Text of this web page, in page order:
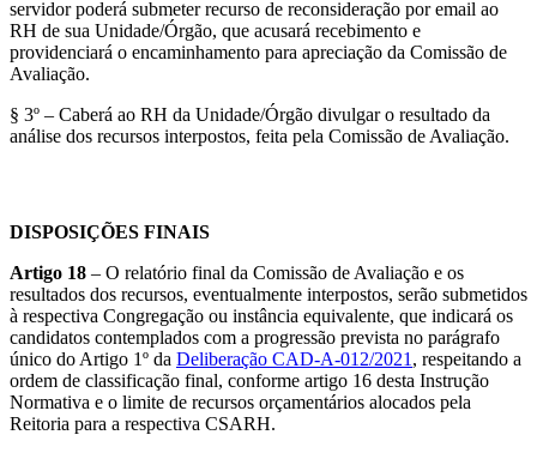
servidor poderá submeter recurso de reconsideração por email ao
RH de sua Unidade/Órgão, que acusará recebimento e
providenciará o encaminhamento para apreciação da Comissão de
Avaliação.
§ 3º – Caberá ao RH da Unidade/Órgão divulgar o resultado da
análise dos recursos interpostos, feita pela Comissão de Avaliação.
DISPOSIÇÕES FINAIS
Artigo 18 – O relatório final da Comissão de Avaliação e os
resultados dos recursos, eventualmente interpostos, serão submetidos
à respectiva Congregação ou instância equivalente, que indicará os
candidatos contemplados com a progressão prevista no parágrafo
único do Artigo 1º da Deliberação CAD-A-012/2021 , respeitando a
ordem de classificação final, conforme artigo 16 desta Instrução
Normativa e o limite de recursos orçamentários alocados pela
Reitoria para a respectiva CSARH.